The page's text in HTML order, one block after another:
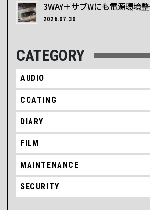
3WAY＋サブWにも電源環境
2026.07.30
CATEGORY
AUDIO
COATING
DIARY
FILM
MAINTENANCE
SECURITY